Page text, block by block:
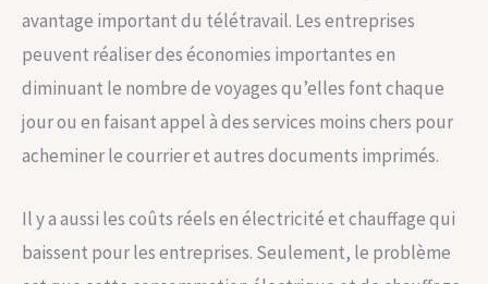
avantage important du télétravail. Les entreprises
peuvent réaliser des économies importantes en
diminuant le nombre de voyages qu’elles font chaque
jour ou en faisant appel à des services moins chers pour
acheminer le courrier et autres documents imprimés.
Il y a aussi les coûts réels en électricité et chauffage qui
baissent pour les entreprises. Seulement, le problème